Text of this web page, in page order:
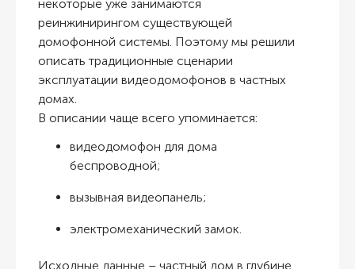
некоторые уже занимаются
реинжинирингом существующей
домофонной системы. Поэтому мы решили
описать традиционные сценарии
эксплуатации видеодомофонов в частных
домах.
В описании чаще всего упоминается:
видеодомофон для дома
беспроводной;
вызывная видеопанель;
электромеханический замок.
Исходные данные – частный дом в глубине